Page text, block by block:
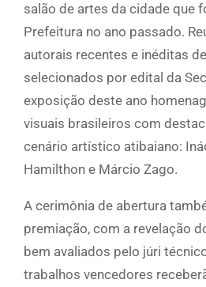
salão de artes da cidade que
Prefeitura no ano passado.
autorais recentes e inéditas
selecionados por edital da
exposição deste ano
visuais brasileiros com
cenário artístico atibaiano:
Hamilthon e Márcio Zago.
A cerimônia de abertura
premiação, com a revelação
bem avaliados pelo júri
trabalhos vencedores